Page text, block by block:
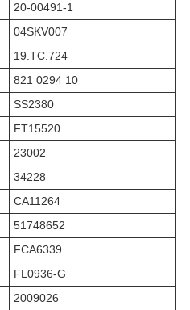
20-00491-1
04SKV007
19.TC.724
821 0294 10
SS2380
FT15520
23002
34228
CA11264
51748652
FCA6339
FL0936-G
2009026